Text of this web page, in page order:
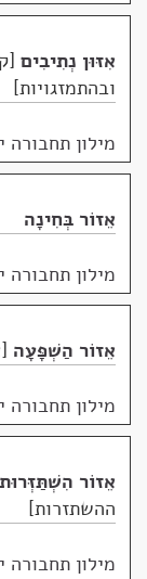
אִזּוּן נְתִיבִים
ובהתמזגויות
מילון תחבורה
אֵזוֹר בְּחִינָה
מילון תחבורה
אֵזוֹר הַשְׁפָּעָה
מילון תחבורה
אֵזוֹר הִשְׁתַּזְּרוּת
ההשתזרות
מילון תחבורה